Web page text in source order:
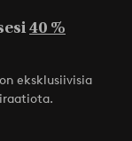
40 %
eksklusiivisia